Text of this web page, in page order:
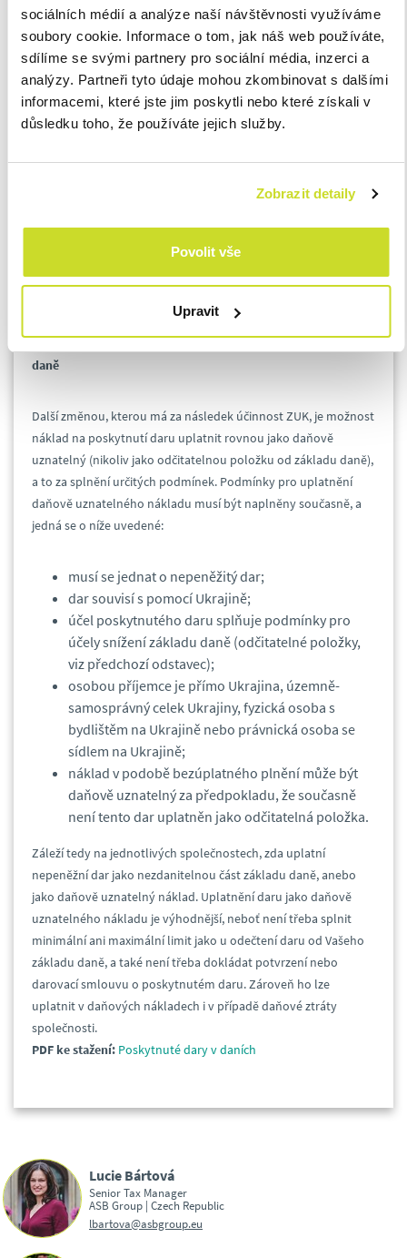
sociálních médií a analýze naší návštěvnosti využíváme
soubory cookie. Informace o tom, jak náš web používáte,
sdílíme se svými partnery pro sociální média, inzerci a
analýzy. Partneři tyto údaje mohou zkombinovat s dalšími
informacemi, které jste jim poskytli nebo které získali v
důsledku toho, že používáte jejich služby.
Zobrazit detaily
Povolit vše
Upravit
právnické sobě se sídlem na území Ukrajiny
fyzické osobě s bydlištěm na území Ukrajiny
a to za účelem podpory obranného úsilí Ukrajiny.
V případě, že jste poskytli dar přímo na zveřejněný účet č.
Dar od základu daně mohou odečíst poskytnutý dar i daňoví
rezidenti Ukrajiny, pokud jejich zdanitelné příjmy z ČR tvoří 90
daně
Další změnou, kterou má za následek účinnost ZUK, je možnost
náklad na poskytnutí daru uplatnit rovnou jako daňově
uznatelný (nikoliv jako odčitatelnou položku od základu daně),
a to za splnění určitých podmínek. Podmínky pro uplatnění
daňově uznatelného nákladu musí být naplněny současně, a
jedná se o níže uvedené:
musí se jednat o nepeněžitý dar;
dar souvisí s pomocí Ukrajině;
účel poskytnutého daru splňuje podmínky pro
účely snížení základu daně (odčitatelné položky,
viz předchozí odstavec);
osobou příjemce je přímo Ukrajina, územně-
samosprávný celek Ukrajiny, fyzická osoba s
bydlištěm na Ukrajině nebo právnická osoba se
sídlem na Ukrajině;
náklad v podobě bezúplatného plnění může být
daňově uznatelný za předpokladu, že současně
není tento dar uplatněn jako odčitatelná položka.
Záleží tedy na jednotlivých společnostech, zda uplatní
nepeněžní dar jako nezdanitelnou část základu daně, anebo
jako daňově uznatelný náklad. Uplatnění daru jako daňově
uznatelného nákladu je výhodnější, neboť není třeba splnit
minimální ani maximální limit jako u odečtení daru od Vašeho
základu daně, a také není třeba dokládat potvrzení nebo
darovací smlouvu o poskytnutém daru. Zároveň ho lze
uplatnit v daňových nákladech i v případě daňové ztráty
společnosti.
PDF ke stažení: Poskytnuté dary v daních
Lucie Bártová
Senior Tax Manager
ASB Group | Czech Republic
lbartova@asbgroup.eu